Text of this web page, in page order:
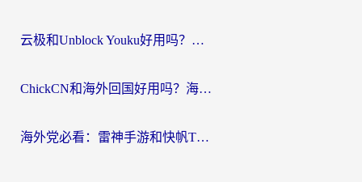
云极和Unblock Youku好用吗？海外党亲测+2026回国加速器避坑指南
ChickCN和海外回国好用吗？海外党2026亲测：从手游到影音，选对加速器的3个关键
海外党必看：雷神手游和快帆TV版好用吗？3步选对回国加速器不踩坑